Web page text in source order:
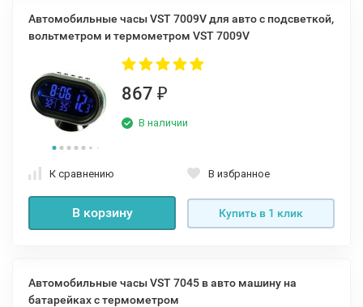
Автомобильные часы VST 7009V для авто с подсветкой,
вольтметром и термометром VST 7009V
867 ₽
В наличии
К сравнению В избранное
В корзину Купить в 1 клик
Автомобильные часы VST 7045 в авто машину на
батарейках с термометром